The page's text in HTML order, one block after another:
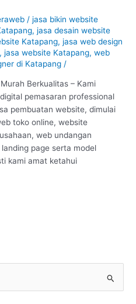
/jasa bikin website
,jasa desain website
Katapang,jasa web design
,jasa website Katapang,web
di Katapang /
Berkualitas – Kami
pemasaran professional
pembuatan website, dimulai
toko online, website
web undangan
page serta model
kami amat ketahui